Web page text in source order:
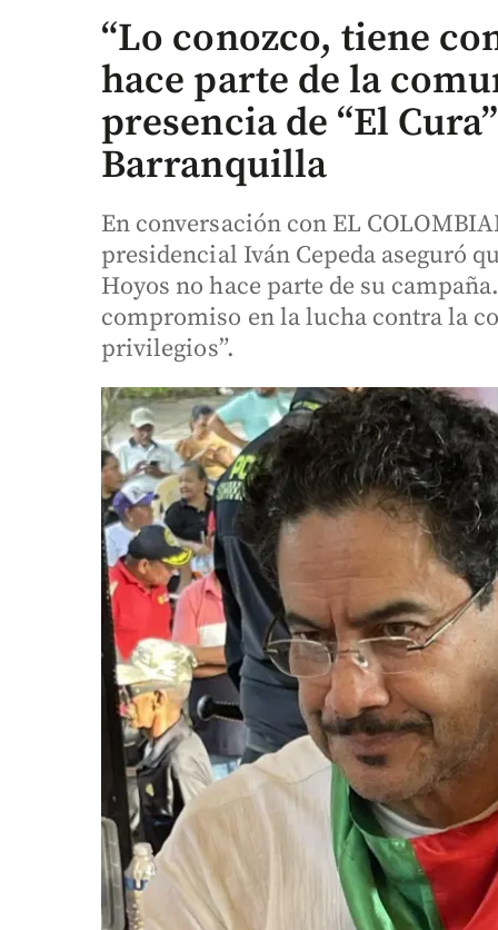
“Lo conozco, tiene
hace parte de la
presencia de “El
Barranquilla
En conversación con EL
presidencial Iván Cepeda aseguró
Hoyos no hace parte de su
compromiso en la lucha contra la
privilegios”.